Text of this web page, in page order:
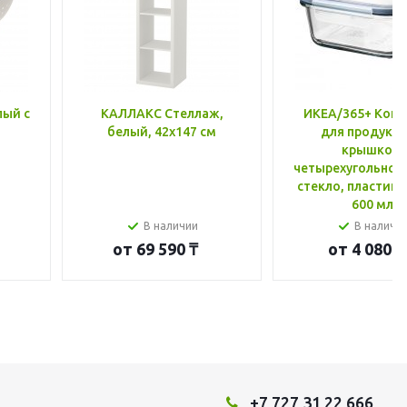
с
КАЛЛАКС Стеллаж,
белый, 42x147 см
В наличии
от 69 590 ₸
ИКЕА/365+
для
крышкой,
стекло, пластик
600 мл
В
от 4 080 ₸
+7 727 31 22 666